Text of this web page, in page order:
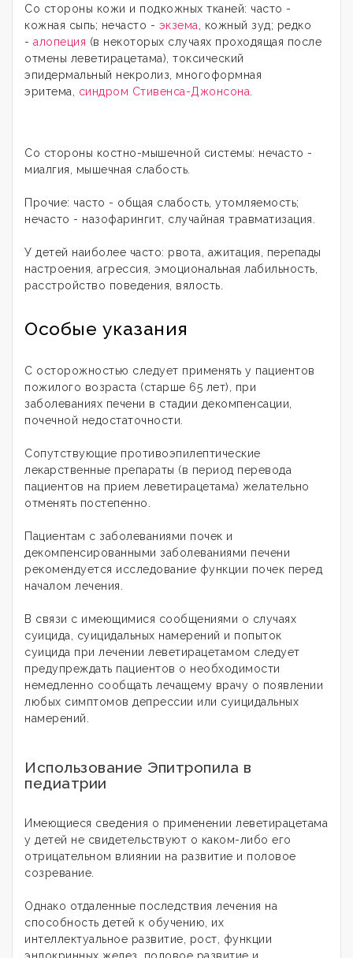
Со стороны кожи и подкожных тканей: часто -
кожная сыпь; нечасто - экзема, кожный зуд; редко
- алопеция (в некоторых случаях проходящая после
отмены леветирацетама), токсический
эпидермальный некролиз, многоформная
эритема, синдром Стивенса-Джонсона.
Со стороны костно-мышечной системы: нечасто -
миалгия, мышечная слабость.
Прочие: часто - общая слабость, утомляемость;
нечасто - назофарингит, случайная травматизация.
У детей наиболее часто: рвота, ажитация, перепады
настроения, агрессия, эмоциональная лабильность,
расстройство поведения, вялость.
Особые указания
С осторожностью следует применять у пациентов
пожилого возраста (старше 65 лет), при
заболеваниях печени в стадии декомпенсации,
почечной недостаточности.
Сопутствующие противоэпилептические
лекарственные препараты (в период перевода
пациентов на прием леветирацетама) желательно
отменять постепенно.
Пациентам с заболеваниями почек и
декомпенсированными заболеваниями печени
рекомендуется исследование функции почек перед
началом лечения.
В связи с имеющимися сообщениями о случаях
суицида, суицидальных намерений и попыток
суицида при лечении леветирацетамом следует
предупреждать пациентов о необходимости
немедленно сообщать лечащему врачу о появлении
любых симптомов депрессии или суицидальных
намерений.
Использование Эпитропила в
педиатрии
Имеющиеся сведения о применении леветирацетама
у детей не свидетельствуют о каком-либо его
отрицательном влиянии на развитие и половое
созревание.
Однако отдаленные последствия лечения на
способность детей к обучению, их
интеллектуальное развитие, рост, функции